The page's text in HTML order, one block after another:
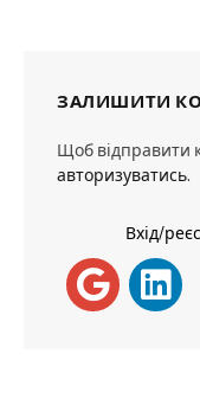
ЗАЛИШИТИ
Щоб відправити
авторизуватись.
Вхід/